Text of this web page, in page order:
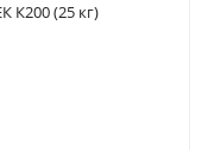
К200 (25 кг)